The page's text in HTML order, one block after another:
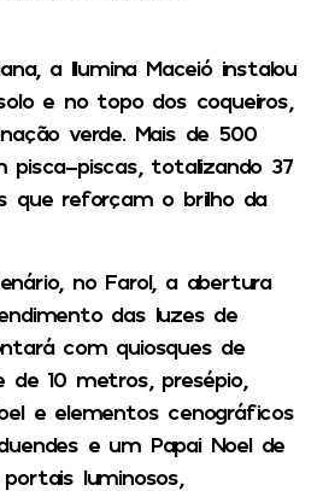
a Ilumina Maceió instalou
e no topo dos coqueiros,
verde. Mais de 500
pisca-piscas, totalizando 37
que reforçam o brilho da
no Farol, a abertura
das luzes de
com quiosques de
de 10 metros, presépio,
e elementos cenográficos
e um Papai Noel de
luminosos,